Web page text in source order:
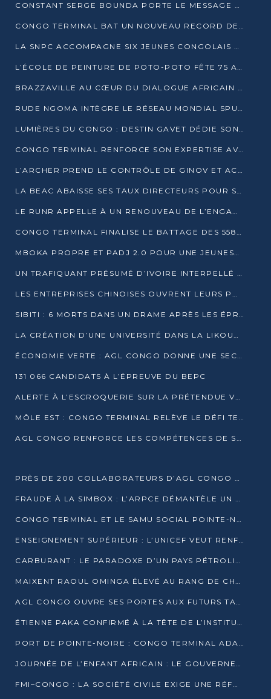
CONSTANT SERGE BOUNDA PORTE LE MESSAGE DE COMPASSION DE DENIS SASSOU NGUESSO EN IRAN
CONGO TERMINAL BAT UN NOUVEAU RECORD DE PRODUCTIVITÉ AU PORT DE POINTE-NOIRE
LA SNPC ACCOMPAGNE SIX JEUNES CONGOLAIS AUX OLYMPIADES PANAFRICAINES DE MATHÉMATIQUES
L’ÉCOLE DE PEINTURE DE POTO-POTO FÊTE 75 ANS AU SERVICE DE L’ART CONGOLAIS
BRAZZAVILLE AU CŒUR DU DIALOGUE AFRICAIN SUR LES OBJECTIFS DE DÉVELOPPEMENT DURABLE
RUDE NGOMA INTÈGRE LE RÉSEAU MONDIAL SPUTNIK PRO APRÈS UNE FORMATION À MOSCOU
LUMIÈRES DU CONGO : DESTIN GAVET DÉDIE SON PRIX À L’UNITÉ NATIONALE ET À LA JEUNESSE
CONGO TERMINAL RENFORCE SON EXPERTISE AVEC NEUF NOUVEAUX FORMATEURS EN ENGINS PORTUAIRES
L’ARCHER PREND LE CONTRÔLE DE GINOV ET ACCÉLÈRE SON VIRAGE NUMÉRIQUE
LA BEAC ABAISSE SES TAUX DIRECTEURS POUR SOUTENIR LA CROISSANCE EN ZONE CEMAC
LE RUNR APPELLE À UN RENOUVEAU DE L’ENGAGEMENT MILITANT
CONGO TERMINAL FINALISE LE BATTAGE DES 558 PIEUX DU FUTUR QUAI DU MÔLE EST
MBOKA PROPRE ET PADJ 2.0 POUR UNE JEUNESSE PLUS AUTONOME
UN TRAFIQUANT PRÉSUMÉ D’IVOIRE INTERPELLÉ À DOLISIE
LES ENTREPRISES CHINOISES OUVRENT LEURS PORTES AUX JEUNES DIPLÔMÉS
SIBITI : 6 MORTS DANS UN DRAME APRÈS LES ÉPREUVES DU BEPC
LA CRÉATION D’UNE UNIVERSITÉ DANS LA LIKOUALA AU CŒUR D’UNE RÉFLEXION NATIONALE
ÉCONOMIE VERTE : AGL CONGO DONNE UNE SECONDE VIE À SES DÉCHETS INDUSTRIELS
131 066 CANDIDATS À L’ÉPREUVE DU BEPC
ALERTE À L’ESCROQUERIE SUR LA PRÉTENDUE VENTE DE PARCELLES AFAT
MÔLE EST : CONGO TERMINAL RELÈVE LE DÉFI TECHNIQUE DES SABLES BITUMINEUX
AGL CONGO RENFORCE LES COMPÉTENCES DE SES ÉQUIPES AVEC LA CERTIFICATION CACES® R483
PRÈS DE 200 COLLABORATEURS D’AGL CONGO EN FORMATION JUSQU’EN JUILLET
FRAUDE À LA SIMBOX : L’ARPCE DÉMANTÈLE UN RÉSEAU UTILISANT DES CARTES SIM OUGANDAISES
CONGO TERMINAL ET LE SAMU SOCIAL POINTE-NOIRE RENOUVELLENT LEUR PARTENARIAT EN FAVEUR DES JEUNES VULNÉRABLES
ENSEIGNEMENT SUPÉRIEUR : L’UNICEF VEUT RENFORCER LA RECHERCHE SUR LES QUESTIONS DE L’ENFANCE
CARBURANT : LE PARADOXE D’UN PAYS PÉTROLIER CONFRONTÉ À DES PÉNURIES RÉCURRENTES
MAIXENT RAOUL OMINGA ÉLEVÉ AU RANG DE CHEVALIER DE L’ORDRE DE L’AMITIÉ ENTRE LA RUSSIE ET LE CONGO
AGL CONGO OUVRE SES PORTES AUX FUTURS TALENTS DE LA LOGISTIQUE
ÉTIENNE PAKA CONFIRMÉ À LA TÊTE DE L’INSTITUT GÉOGRAPHIQUE NATIONAL
PORT DE POINTE-NOIRE : CONGO TERMINAL ADAPTE SON DRAGAGE AUX SABLES BITUMINEUX
JOURNÉE DE L’ENFANT AFRICAIN : LE GOUVERNEMENT RÉAFFIRME SON ENGAGEMENT POUR L’ACCÈS À L’EAU ET À L’ASSAINISSEMENT
FMI–CONGO : LA SOCIÉTÉ CIVILE EXIGE UNE RÉFORME DE LA FISCALITÉ PÉTROLIÈRE